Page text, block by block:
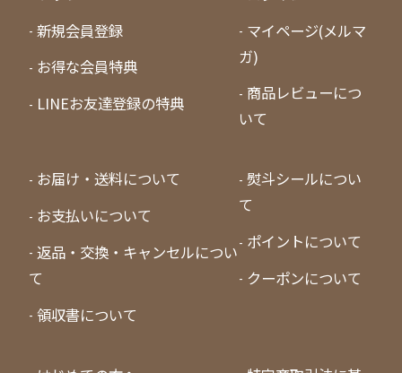
新規会員登録
お得な会員特典
LINEお友達登録の特典
マイページ(メルマ
ガ)
商品レビューにつ
いて
お届け・送料について
お支払いについて
返品・交換・キャンセルについ
て
領収書について
熨斗シールについ
て
ポイントについて
クーポンについて